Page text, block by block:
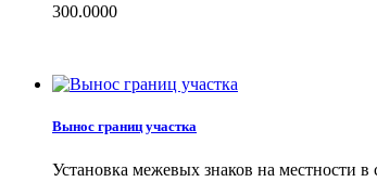
300.0000
Вынос границ участка
Установка межевых знаков на местности